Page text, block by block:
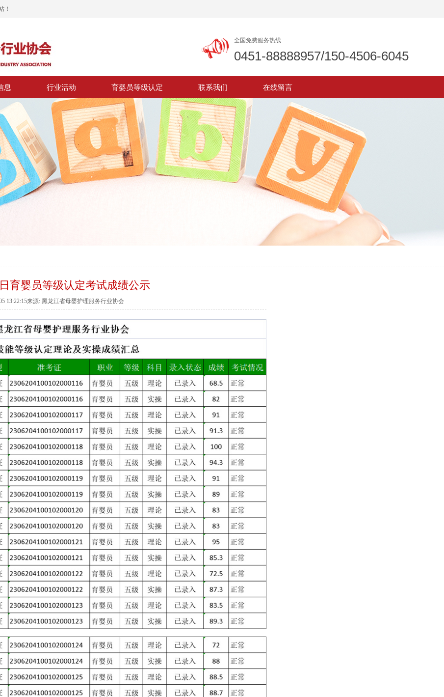
！
全国免费服务热线
0451-88888957/150-4506-6045
息 行业活动 育婴员等级认定 联系我们 在线留言
育婴员等级认定考试成绩公示
13:22:15来源: 黑龙江省母婴护理服务行业协会